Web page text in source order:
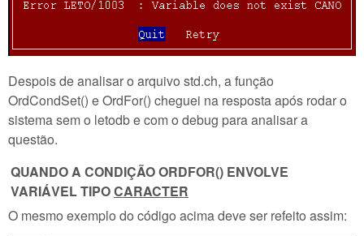
Despois de analisar o arquivo std.ch, a função
OrdCondSet() e OrdFor() cheguei na resposta após rodar o
sistema sem o letodb e com o debug para analisar a
questão.
QUANDO A CONDIÇÃO ORDFOR() ENVOLVE
VARIÁVEL TIPOCARACTER
O mesmo exemplo do código acima deve ser refeito assim: